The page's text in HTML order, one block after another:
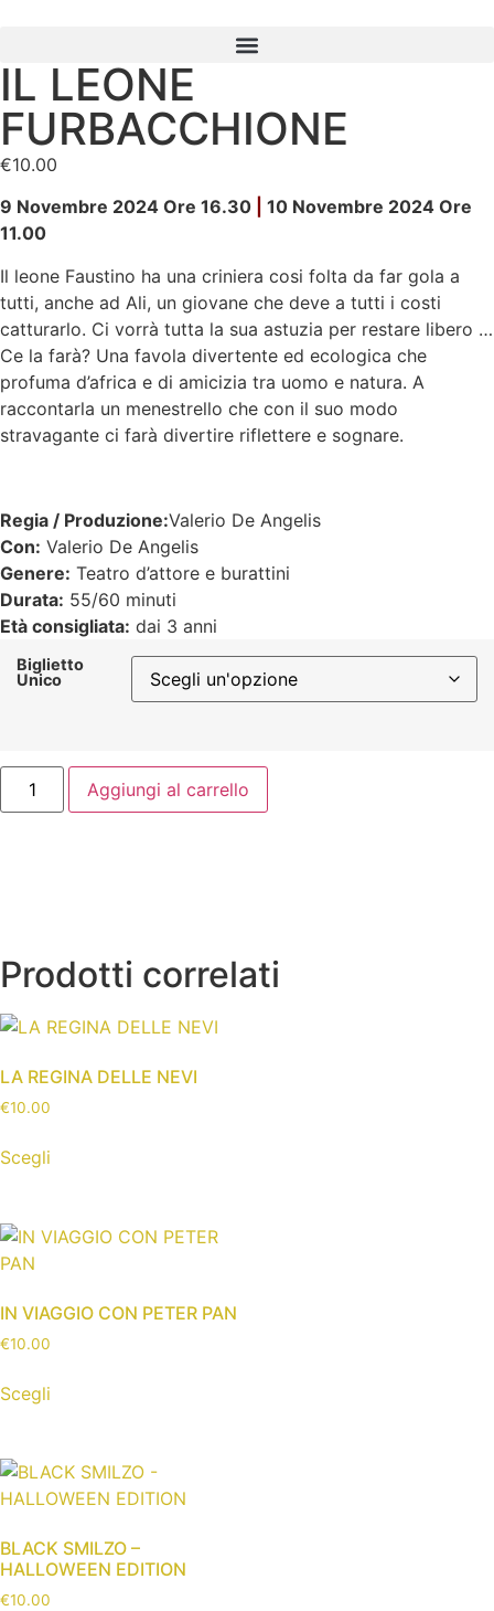
IL LEONE
FURBACCHIONE
€10.00
9 Novembre 2024 Ore 16.30
10 Novembre 2024 Ore
11.00
Il leone Faustino ha una criniera cosi folta da far gola a
tutti, anche ad Ali, un giovane che deve a tutti i costi
catturarlo. Ci vorrà tutta la sua astuzia per restare libero …
Ce la farà? Una favola divertente ed ecologica che
profuma d’africa e di amicizia tra uomo e natura. A
raccontarla un menestrello che con il suo modo
stravagante ci farà divertire riflettere e sognare.
Regia / Produzione:Valerio De Angelis
Con: Valerio De Angelis
Genere: Teatro d’attore e burattini
Durata: 55/60 minuti
Età consigliata: dai 3 anni
Biglietto
Unico
Aggiungi al carrello
Prodotti correlati
LA REGINA DELLE NEVI
€10.00
Scegli
IN VIAGGIO CON PETER PAN
€10.00
Scegli
BLACK SMILZO –
HALLOWEEN EDITION
€10.00